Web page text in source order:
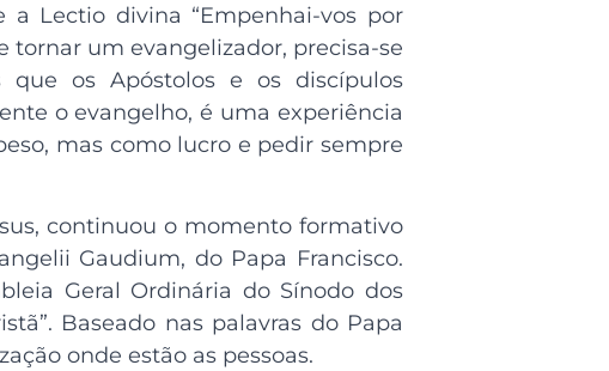
a Lectio divina “Empenhai-vos por
tornar um evangelizador, precisa-se
que os Apóstolos e os discípulos
o evangelho, é uma experiência
mas como lucro e pedir sempre
continuou o momento formativo
Gaudium, do Papa Francisco.
Geral Ordinária do Sínodo dos
Baseado nas palavras do Papa
onde estão as pessoas.